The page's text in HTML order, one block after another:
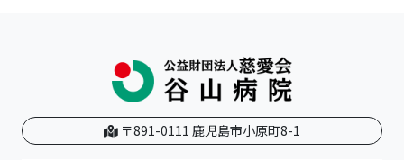
〒891-0111 鹿児島市小原町8-1